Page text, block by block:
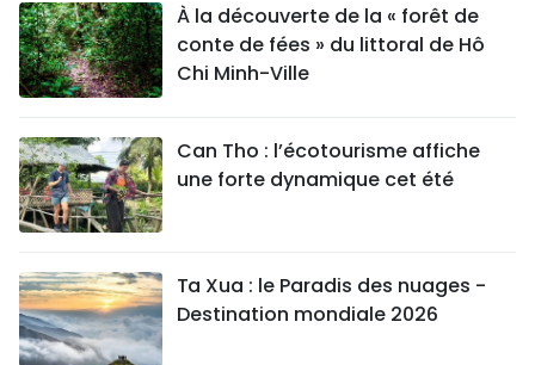
À la découverte de la « forêt de
conte de fées » du littoral de Hô
Chi Minh-Ville
Can Tho : l’écotourisme affiche
une forte dynamique cet été
Ta Xua : le Paradis des nuages -
Destination mondiale 2026